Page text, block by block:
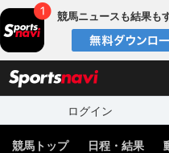
競馬ニュースも結果も
ログイン
競馬トップ 日程・結果